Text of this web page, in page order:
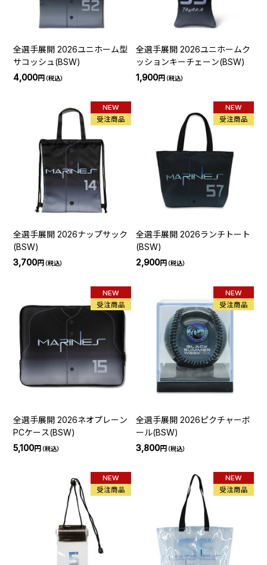
全選手展開 2026ユニホーム型
サコッシュ(BSW)
4,000円（税込）
全選手展開 2026ユニホームク
ッションキーチェーン(BSW)
1,900円（税込）
NEW
受注商品
全選手展開 2026ナップサック
(BSW)
3,700円（税込）
NEW
受注商品
全選手展開 2026ランチトート
(BSW)
2,900円（税込）
NEW
受注商品
全選手展開 2026ネオプレーン
PCケース(BSW)
5,100円（税込）
NEW
受注商品
全選手展開 2026ピクチャーボ
ール(BSW)
3,800円（税込）
NEW
受注商品
NEW
受注商品